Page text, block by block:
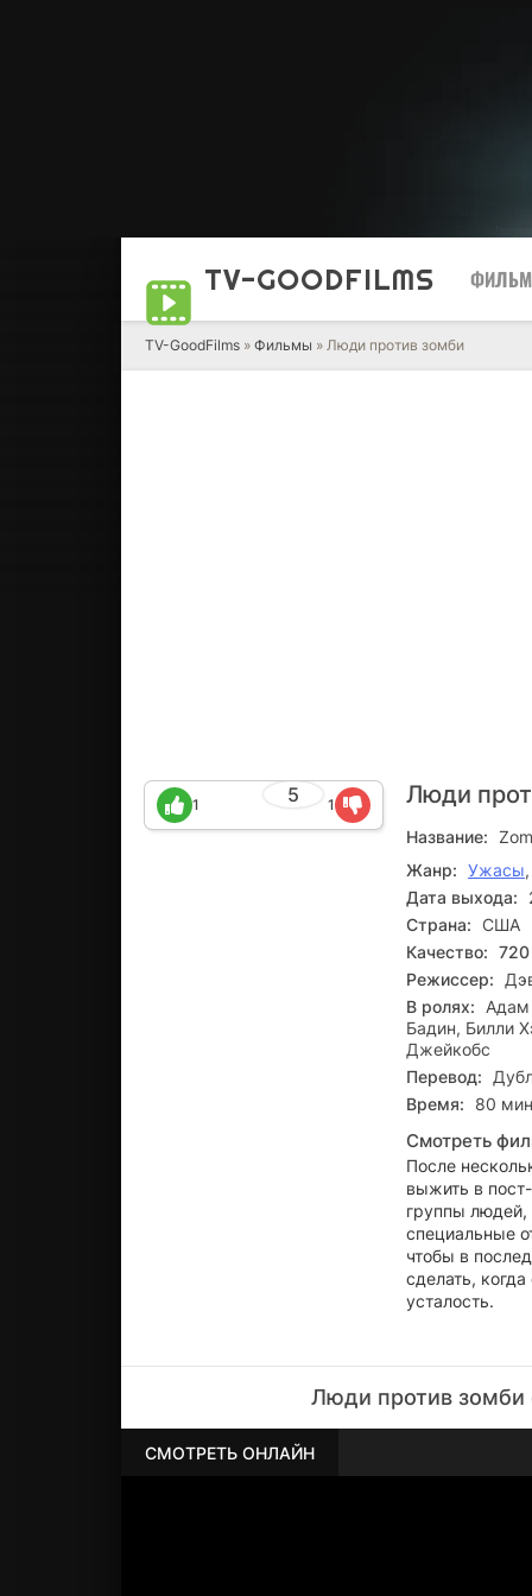
TV-GOODFILMS
TV-GoodFilms » Фильмы » Люди против зомби
Люди
5
1 1
Название:
Жанр: Ужасы,
Дата выхода:
Страна: США
Качество:
Режиссер:
В ролях:
Адам
Бадин, Билли
Джейкобс
Перевод:
Время:
80
Смотреть
После
выжить в
группы людей,
специальные
чтобы в
сделать,
усталость.
Люди против зомби
СМОТРЕТЬ ОНЛАЙН